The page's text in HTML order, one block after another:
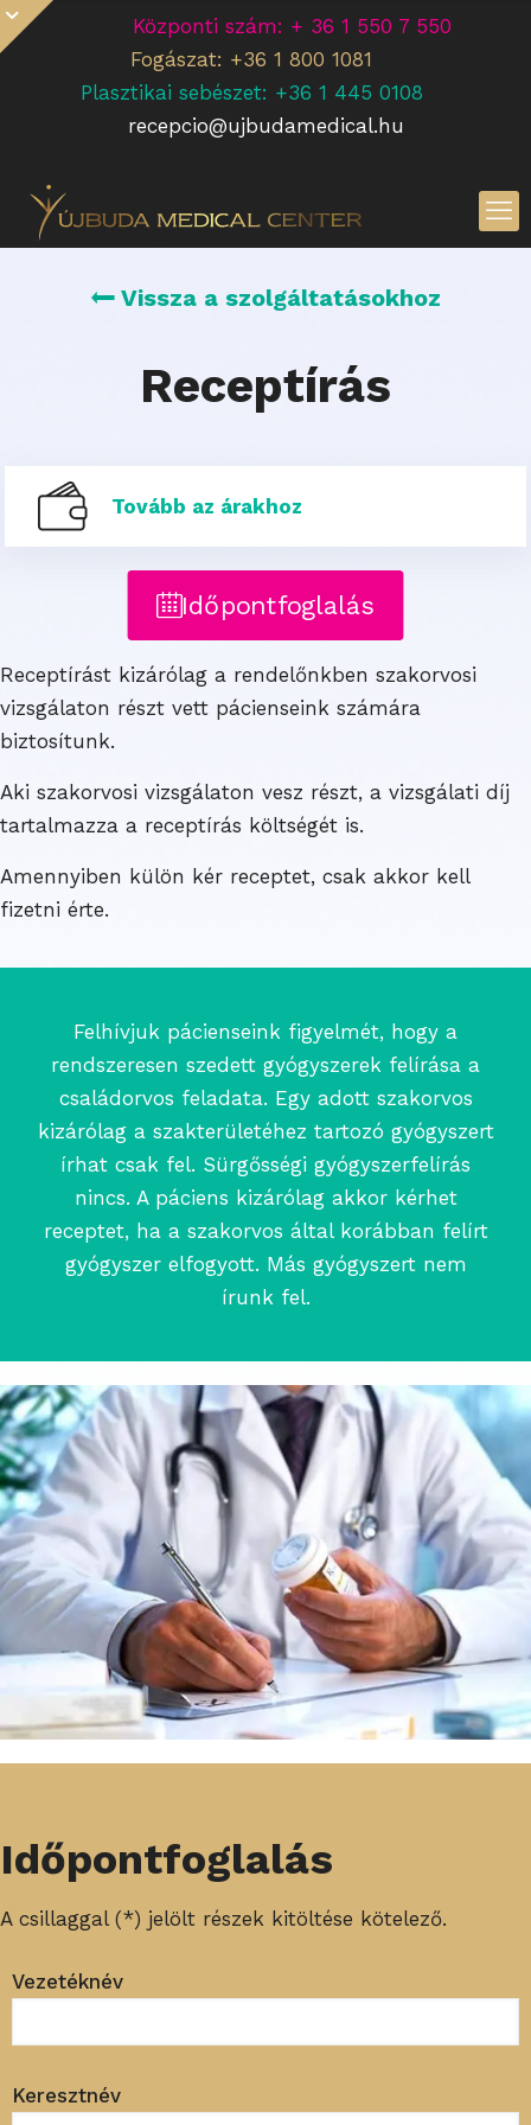
Központi szám: + 36 1 550 7 550
Fogászat: +36 1 800 1081
Plasztikai sebészet: +36 1 445 0108
recepcio@ujbudamedical.hu
Vissza a szolgáltatásokhoz
Receptírás
Tovább az árakhoz
Időpontfoglalás
Receptírást kizárólag a rendelőnkben szakorvosi
vizsgálaton részt vett pácienseink számára
biztosítunk.
Aki szakorvosi vizsgálaton vesz részt, a vizsgálati díj
tartalmazza a receptírás költségét is.
Amennyiben külön kér receptet, csak akkor kell
fizetni érte.
Felhívjuk pácienseink figyelmét, hogy a
rendszeresen szedett gyógyszerek felírása a
családorvos feladata. Egy adott szakorvos
kizárólag a szakterületéhez tartozó gyógyszert
írhat csak fel. Sürgősségi gyógyszerfelírás
nincs. A páciens kizárólag akkor kérhet
receptet, ha a szakorvos által korábban felírt
gyógyszer elfogyott. Más gyógyszert nem
írunk fel.
Időpontfoglalás
A csillaggal (*) jelölt részek kitöltése kötelező.
Vezetéknév
Keresztnév